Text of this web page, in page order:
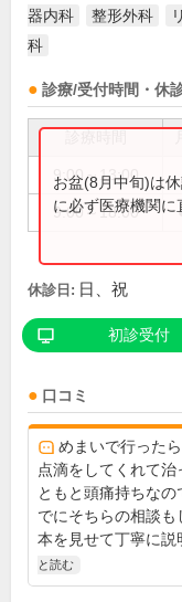
器内科
整形外科
科
診療/受付時間・休
9:00～13:00
9:00～18:00
お盆(8月中旬)は
に必ず医療機関に
休診日: 日、祝
初診受付
口コミ
めまいで行った
点滴をしてくれて治
ともと頭痛持ちなの
でにそちらの相談も
本を見せて丁寧に説
と読む